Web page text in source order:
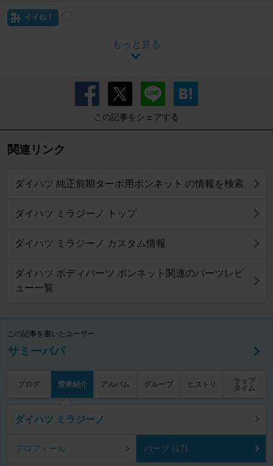
イイね！
もっと見る
この記事をシェアする
関連リンク
ダイハツ 純正前期ターボ用ボンネット の情報を検索
ダイハツ ミラジーノ トップ
ダイハツ ミラジーノ カスタム情報
ダイハツ ボディパーツ ボンネット関連のパーツレビ
ュー一覧
この記事を書いたユーザー
サミーパパ
ブログ 愛車紹介 アルバム グループ ヒストリ
ラップ
タイム
ダイハツ ミラジーノ
プロフィール パーツ (17)